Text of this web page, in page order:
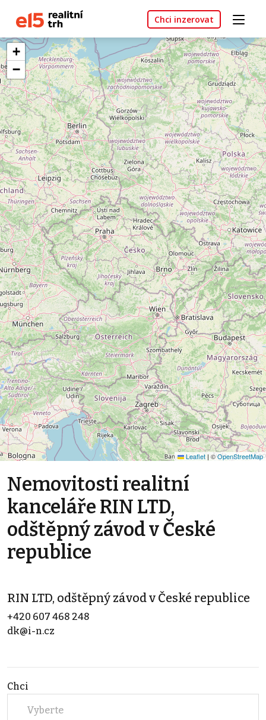
Chci inzerovat
+
−
Leaflet | ©OpenStreetMap
Nemovitosti realitní
kanceláře RIN LTD,
odštěpný závod v České
republice
RIN LTD, odštěpný závod v České republice
+420 607 468 248
dk@i-n.cz
Chci
Vyberte